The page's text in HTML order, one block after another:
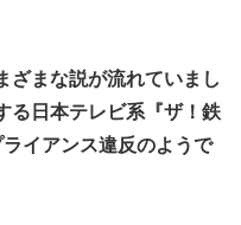
ざまな説が流れていまし
る日本テレビ系『ザ！鉄
イアンス違反のようで